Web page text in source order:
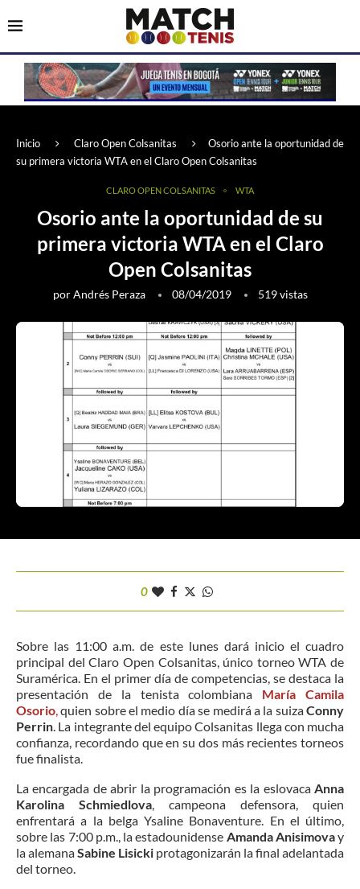
Inicio Claro Open Colsanitas
Osorio ante la oportunidad de
su primera victoria WTA en el Claro Open Colsanitas
CLARO OPEN COLSANITAS WTA
Osorio ante la oportunidad de su
primera victoria WTA en el Claro
Open Colsanitas
porAndrés Peraza 08/04/2019 519vistas
0
Sobre las 11:00 a.m. de este lunes dará inicio el cuadro
principal del Claro Open Colsanitas, único torneo WTA de
Suramérica. En el primer día de competencias, se destaca la
presentación de la tenista colombiana
María Camila
Osorio,quien sobre el medio día se medirá a la suizaConny
Perrin. La integrante del equipo Colsanitas llega con mucha
confianza, recordando que en su dos más recientes torneos
fue finalista.
La encargada de abrir la programación es la eslovaca Anna
Karolina Schmiedlova, campeona defensora, quien
enfrentará a la belga Ysaline Bonaventure. En el último,
sobre las 7:00 p.m., la estadounidense Amanda Anisimovay
la alemanaSabine Lisicki protagonizarán la final adelantada
del torneo.